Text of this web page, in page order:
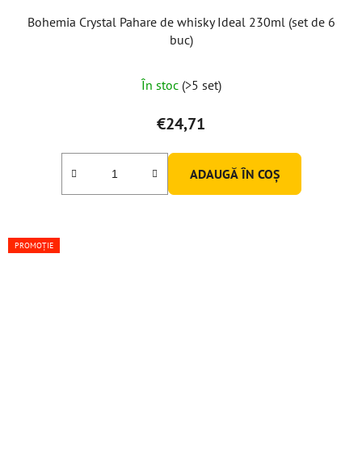
Bohemia Crystal Pahare de whisky Ideal 230ml (set de 6
buc)
În stoc (>5 set)
€24,71
ADAUGĂ ÎN COŞ
PROMOȚIE